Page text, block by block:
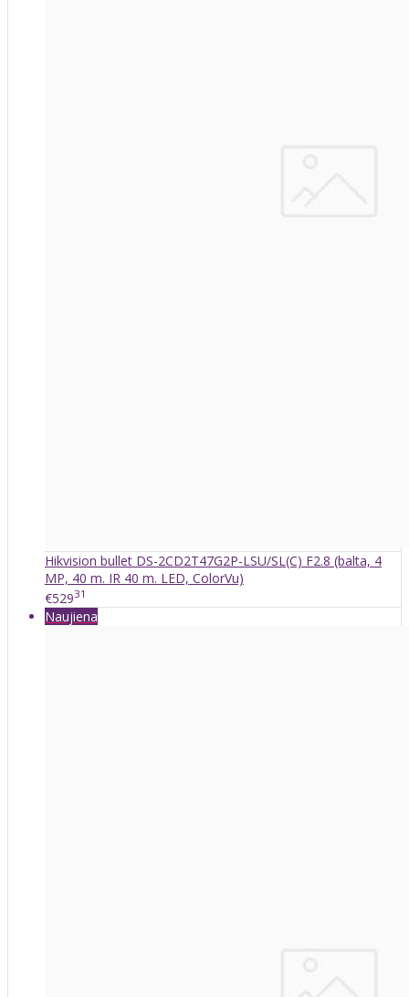
Hikvision bullet DS-2CD2T47G2P-LSU/SL(C) F2.8 (balta, 4
MP, 40 m. IR 40 m. LED, ColorVu)
€52931
Naujiena